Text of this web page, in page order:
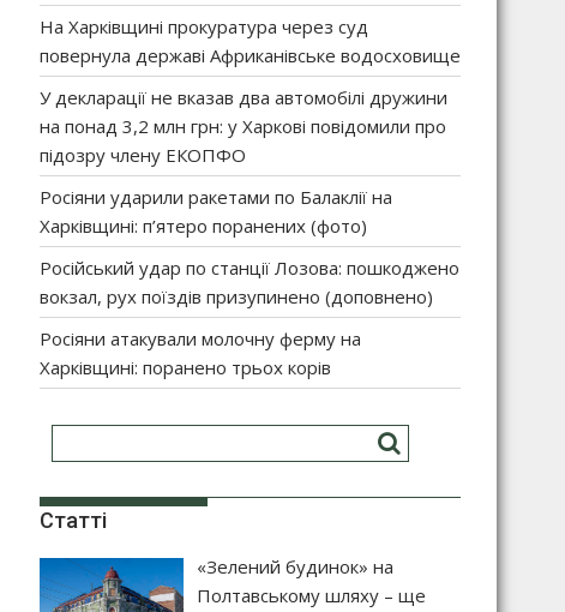
На Харківщині прокуратура через суд
повернула державі Африканівське водосховище
У декларації не вказав два автомобілі дружини
на понад 3,2 млн грн: у Харкові повідомили про
підозру члену ЕКОПФО
Росіяни ударили ракетами по Балаклії на
Харківщині: п’ятеро поранених (фото)
Російський удар по станції Лозова: пошкоджено
вокзал, рух поїздів призупинено (доповнено)
Росіяни атакували молочну ферму на
Харківщині: поранено трьох корів
Статті
«Зелений будинок» на
Полтавському шляху – ще